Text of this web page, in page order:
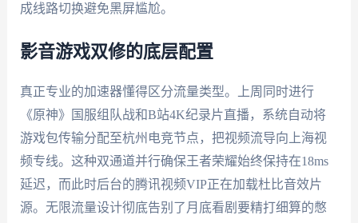
成线路切换避免黑屏尴尬。
影音游戏双修的底层配置
真正专业的加速器懂得区分流量类型。上周同时进行
《原神》国服组队战和B站4K纪录片直播，系统自动将
游戏包传输分配至杭州电竞节点，把视频流导向上海视
频专线。这种双通道并行确保王者荣耀始终保持在18ms
延迟，而此时后台的腾讯视频VIP正在加载杜比音效片
源。无限流量设计彻底告别了月底看剧要精打细算的憋